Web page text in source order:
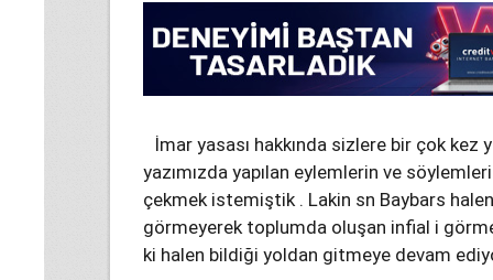
İmar yasası hakkında sizlere bir çok kez
yazımızda yapılan eylemlerin ve
çekmek istemiştik . Lakin sn Baybars
görmeyerek toplumda oluşan infial i
ki halen bildiği yoldan gitmeye devam